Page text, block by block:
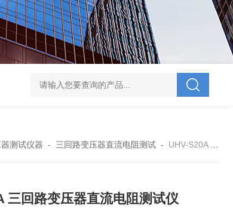
综合试验车 UHV-701 级差配合测试仪 UHV-646 全自动水溶
测试仪器 - 三回路变压器直流电阻测试- UHV-S20A 三回路变压器直流电阻测试仪
三回路变压器直流电阻测试仪